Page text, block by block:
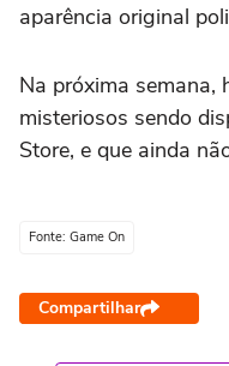
aparência original
Na próxima semana,
misteriosos sendo
Store, e que ainda
Fonte: Game On
Compartilhar